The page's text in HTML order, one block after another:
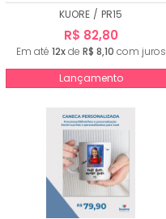
KUORE / PR15
R$ 82,80
Em até 12xde R$ 8,10 com juros
Lançamento